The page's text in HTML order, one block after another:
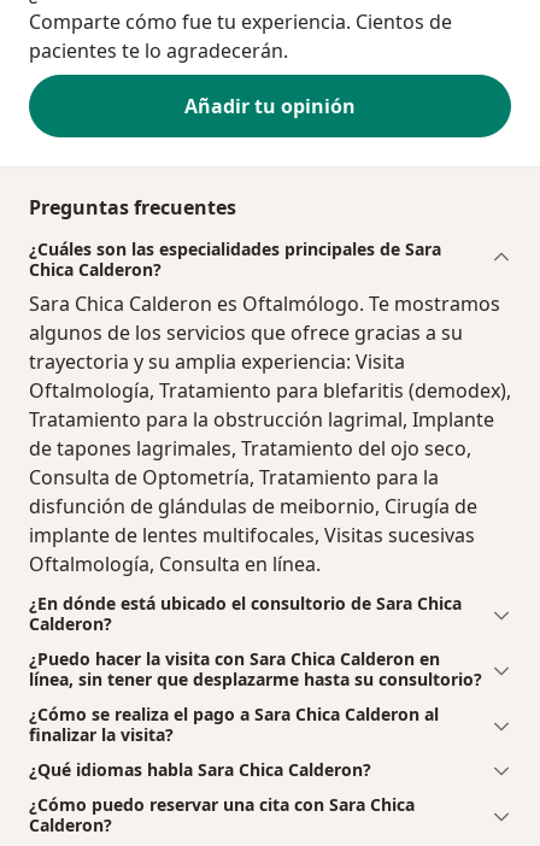
Comparte cómo fue tu experiencia. Cientos de
pacientes te lo agradecerán.
Añadir tu opinión
Preguntas frecuentes
¿Cuáles son las especialidades principales de Sara
Chica Calderon?
Sara Chica Calderon es Oftalmólogo. Te mostramos
algunos de los servicios que ofrece gracias a su
trayectoria y su amplia experiencia: Visita
Oftalmología, Tratamiento para blefaritis (demodex),
Tratamiento para la obstrucción lagrimal, Implante
de tapones lagrimales, Tratamiento del ojo seco,
Consulta de Optometría, Tratamiento para la
disfunción de glándulas de meibornio, Cirugía de
implante de lentes multifocales, Visitas sucesivas
Oftalmología, Consulta en línea.
¿En dónde está ubicado el consultorio de Sara Chica
Calderon?
¿Puedo hacer la visita con Sara Chica Calderon en
línea, sin tener que desplazarme hasta su consultorio?
¿Cómo se realiza el pago a Sara Chica Calderon al
finalizar la visita?
¿Qué idiomas habla Sara Chica Calderon?
¿Cómo puedo reservar una cita con Sara Chica
Calderon?